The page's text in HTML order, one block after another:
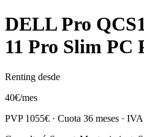
DELL Pro
11 Pro Slim PC
Renting desde
40€/mes
PVP 1055€ · Cuota 36 meses ·